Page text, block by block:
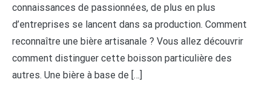
connaissances de passionnées, de plus en plus
d’entreprises se lancent dans sa production. Comment
reconnaître une bière artisanale ? Vous allez découvrir
comment distinguer cette boisson particulière des
autres. Une bière à base de […]